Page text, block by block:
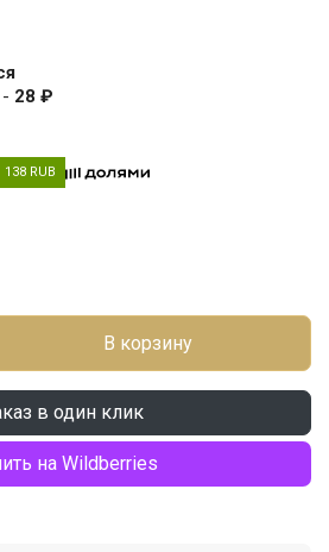
28 ₽
138 RUB
В корзину
в один клик
на Wildberries